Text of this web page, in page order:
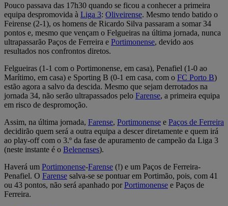
Pouco passava das 17h30 quando se ficou a conhecer a primeira
equipa despromovida à Liga 3: Oliveirense. Mesmo tendo batido o
Feirense (2-1), os homens de Ricardo Silva passaram a somar 34
pontos e, mesmo que vençam o Felgueiras na última jornada, nunca
ultrapassarão Paços de Ferreira e Portimonense, devido aos
resultados nos confrontos diretos.
Felgueiras (1-1 com o Portimonense, em casa), Penafiel (1-0 ao
Marítimo, em casa) e Sporting B (0-1 em casa, com o FC Porto B)
estão agora a salvo da descida. Mesmo que sejam derrotados na
jornada 34, não serão ultrapassados pelo Farense, a primeira equipa
em risco de despromoção.
Assim, na última jornada, Farense, Portimonense e Paços de Ferreira
decidirão quem será a outra equipa a descer diretamente e quem irá
ao play-off com o 3.º da fase de apuramento de campeão da Liga 3
(neste instante é o Belenenses).
Haverá um Portimonense-Farense (!) e um Paços de Ferreira-
Penafiel. O Farense salva-se se pontuar em Portimão, pois, com 41
ou 43 pontos, não será apanhado porPortimonense e Paços de
Ferreira.